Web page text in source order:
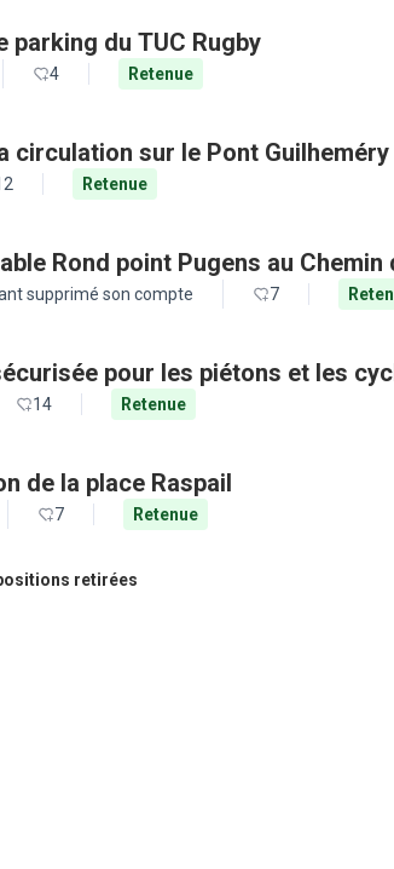
parking du TUC Rugby
4 Retenue
circulation sur le Pont Guilheméry
Retenue
Rond point Pugens au Chemin
supprimé son compte 7
pour les piétons et les
14 Retenue
de la place Raspail
7 Retenue
retirées